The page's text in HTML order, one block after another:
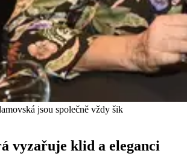
jsou společně vždy šik
vyzařuje klid a eleganci